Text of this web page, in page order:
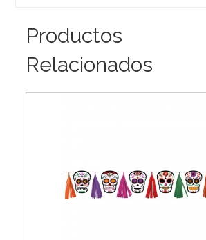
Productos
Relacionados